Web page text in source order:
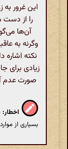
این غرور
را از دست
آن‌ها
وگرنه به
نکته اشاره
زیادی برای
صورت عدم
اخطار:
بسیاری از